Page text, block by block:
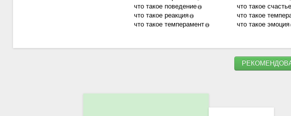
что такое поведение
что такое реакция
что такое темперамент
что такое счастье
что такое
что такое эмоция